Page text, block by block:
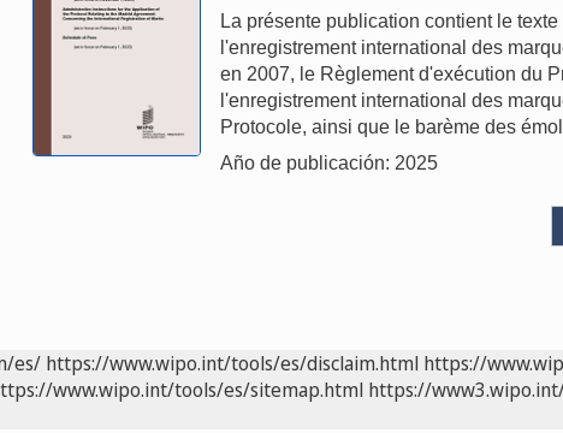
La présente publication contient le
l'enregistrement international des
en 2007, le Règlement d'exécution du
l'enregistrement international des
Protocole, ainsi que le barème des
Año de publicación: 2025
es/ https://www.wipo.int/tools/es/disclaim.html https://
www.wipo.int/tools/es/sitemap.html https://